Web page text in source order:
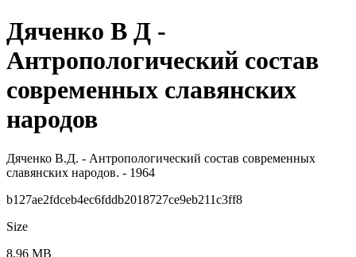
Дяченко В Д -
Антропологический состав
современных славянских
народов
Дяченко В.Д. - Антропологический состав современных
славянских народов. - 1964
b127ae2fdceb4ec6fddb2018727ce9eb211c3ff8
Size
8.96 MB